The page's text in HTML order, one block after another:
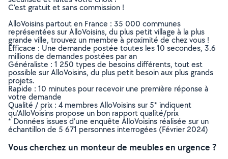
C’est gratuit et sans commission !
AlloVoisins partout en France : 35 000 communes
représentées sur AlloVoisins, du plus petit village à la plus
grande ville, trouvez un membre à proximité de chez vous !
Efficace : Une demande postée toutes les 10 secondes, 3.6
millions de demandes postées par an
Généraliste : 1 250 types de besoins différents, tout est
possible sur AlloVoisins, du plus petit besoin aux plus grands
projets.
Rapide : 10 minutes pour recevoir une première réponse à
votre demande
Qualité / prix : 4 membres AlloVoisins sur 5* indiquent
qu’AlloVoisins propose un bon rapport qualité/prix
* Données issues d’une enquête AlloVoisins réalisée sur un
échantillon de 5 671 personnes interrogées (Février 2024)
Vous cherchez un monteur de meubles en urgence ?